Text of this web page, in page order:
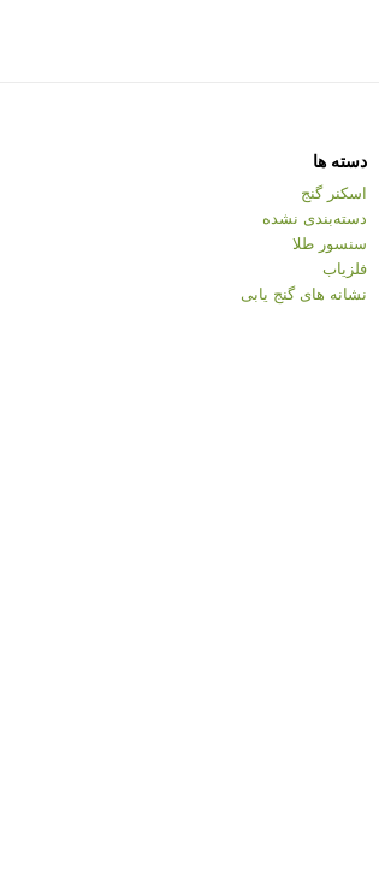
دسته ها
اسکنر گنج
دسته‌بندی نشده
سنسور طلا
فلزیاب
نشانه های گنج یابی